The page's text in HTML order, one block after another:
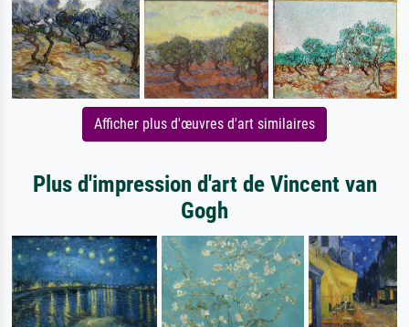
Afficher plus d'œuvres d'art similaires
Plus d'impression d'art de Vincent van
Gogh